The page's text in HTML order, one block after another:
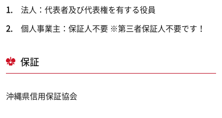
法人：代表者及び代表権を有する役員
個人事業主：保証人不要 ※第三者保証人不要です！
保証
沖縄県信用保証協会